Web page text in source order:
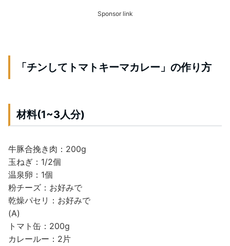
Sponsor link
「チンしてトマトキーマカレー」の作り方
材料(1~3人分)
牛豚合挽き肉：200g
玉ねぎ：1/2個
温泉卵：1個
粉チーズ：お好みで
乾燥パセリ：お好みで
(A)
トマト缶：200g
カレールー：2片